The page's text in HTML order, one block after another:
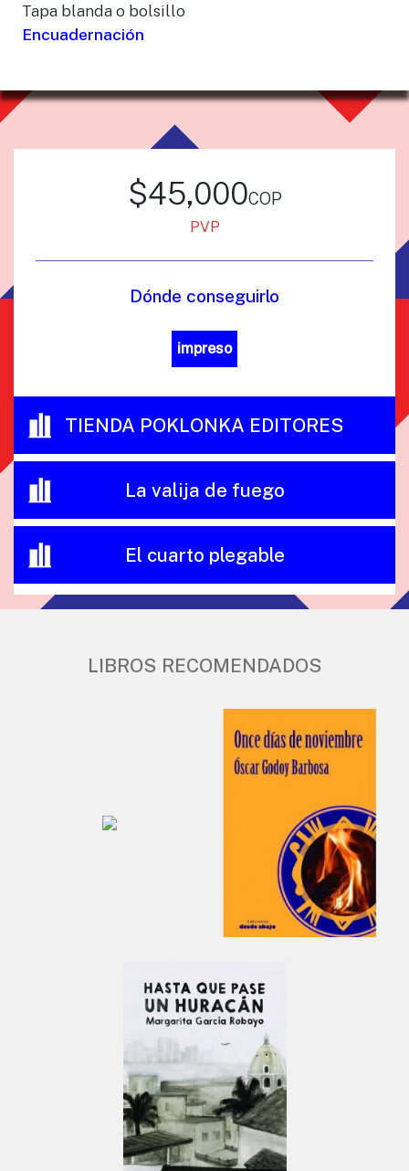
Tapa blanda o bolsillo
Encuadernación
$45,000cop
PVP
Dónde conseguirlo
impreso
TIENDA POKLONKA EDITORES
La valija de fuego
El cuarto plegable
LIBROS RECOMENDADOS